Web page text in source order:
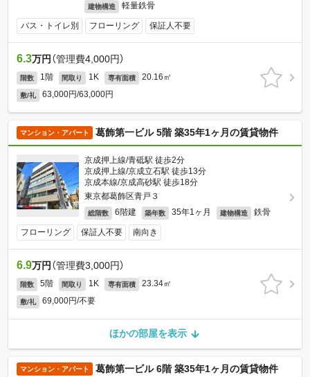
建物構造 軽量鉄骨
バス・トイレ別 フローリング 保証人不要
6.3万円 （管理費4,000円）
階数 1階 間取り 1K 専有面積 20.16㎡
敷/礼 63,000円/63,000円
マンション・アパート 葛飾第一ビル 5階 築35年1ヶ月の賃貸物件
京成押上線/青砥駅 徒歩2分
京成押上線/京成立石駅 徒歩13分
京成本線/京成高砂駅 徒歩18分
東京都葛飾区青戸３
総階数 6階建 築年数 35年1ヶ月 建物構造 鉄骨
フローリング 保証人不要 南向き
6.9万円 （管理費3,000円）
階数 5階 間取り 1K 専有面積 23.34㎡
敷/礼 69,000円/不要
ほかの部屋を表示
マンション・アパート 葛飾第一ビル 6階 築35年1ヶ月の賃貸物件